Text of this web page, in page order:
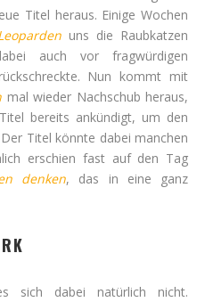
Titel heraus. Einige Wochen
uns die Raubkatzen
auch vor fragwürdigen
Nun kommt mit
mal wieder Nachschub heraus,
bereits ankündigt, um den
Titel könnte dabei manchen
erschien fast auf den Tag
denken, das in eine ganz
sich dabei natürlich nicht.